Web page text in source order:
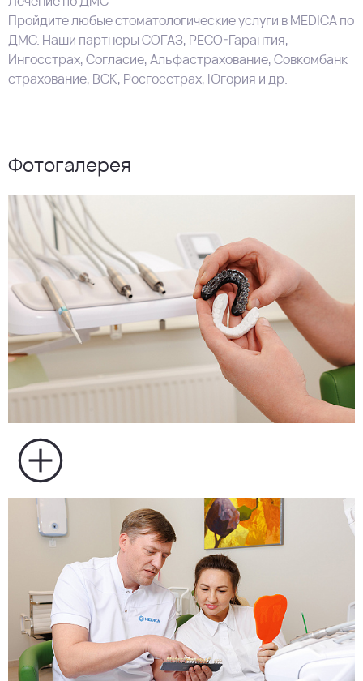
Пройдите любые стоматологические услуги в MEDICA по
ДМС. Наши партнеры СОГАЗ, РЕСО-Гарантия,
Ингосстрах, Согласие, Альфастрахование, Совкомбанк
страхование, ВСК, Росгосстрах, Югория и др.
Фотогалерея